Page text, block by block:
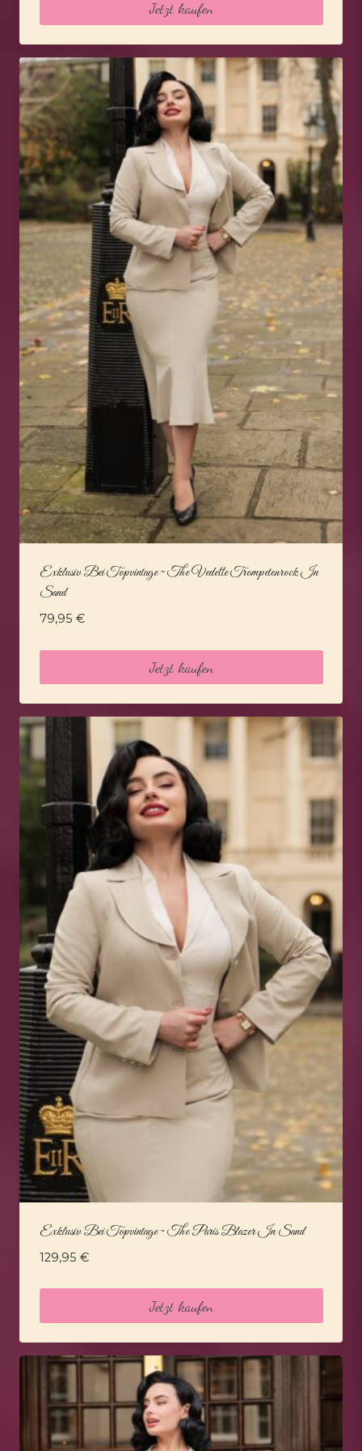
103,95 €.
Jetzt kaufen
Exklusiv Bei Topvintage ~ The Vedette Trompetenrock In
Sand
79,95 €
Jetzt kaufen
Exklusiv Bei Topvintage ~ The Paris Blazer In Sand
129,95 €
Jetzt kaufen